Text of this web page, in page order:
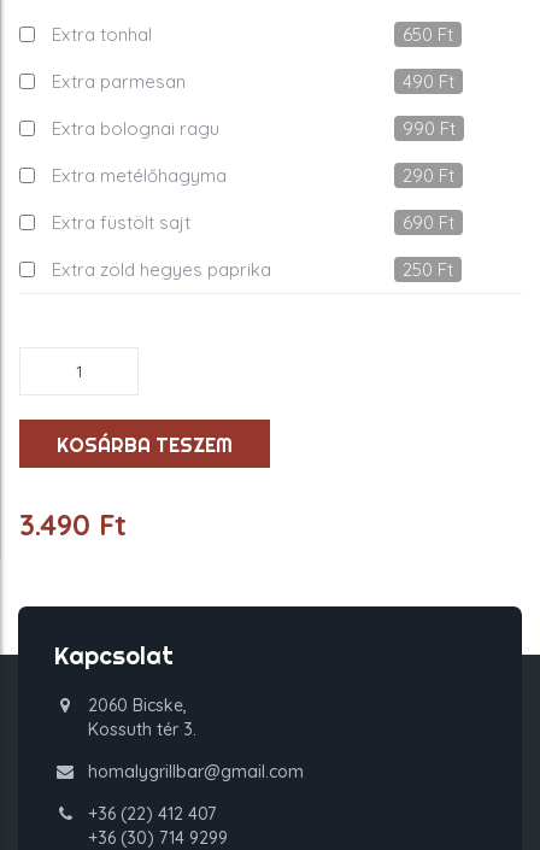
Extra tonhal 650 Ft
Extra parmesan 490 Ft
Extra bolognai ragu 990 Ft
Extra metélőhagyma 290 Ft
Extra füstölt sajt 690 Ft
Extra zöld hegyes paprika 250 Ft
32cm
mennyiség
KOSÁRBA TESZEM
3.490 Ft
Kapcsolat
2060 Bicske,
Kossuth tér 3.
homalygrillbar@gmail.com
+36 (22) 412 407
+36 (30) 714 9299